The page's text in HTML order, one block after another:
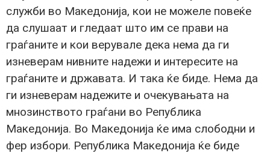
служби во Македонија, кои не можеле повеќе
да слушаат и гледаат што им се прави на
граѓаните и кои верувале дека нема да ги
изневерам нивните надежи и интересите на
граѓаните и државата. И така ќе биде. Нема да
ги изневерам надежите и очекувањата на
мнозинството граѓани во Република
Македонија. Во Македонија ќе има слободни и
фер избори. Република Македонија ќе биде